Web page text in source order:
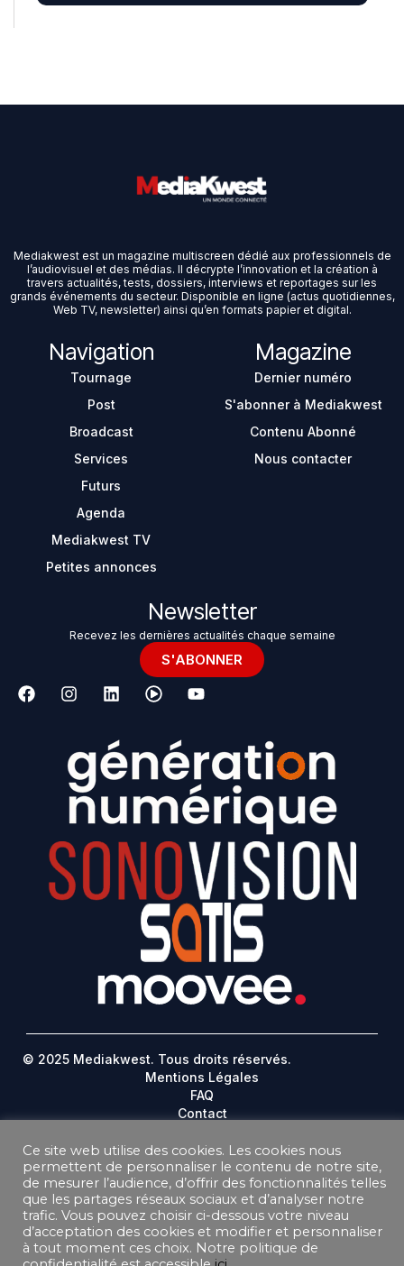
Mediakwest est un magazine multiscreen dédié aux professionnels de
l’audiovisuel et des médias. Il décrypte l’innovation et la création à
travers actualités, tests, dossiers, interviews et reportages sur les
grands événements du secteur. Disponible en ligne (actus quotidiennes,
Web TV, newsletter) ainsi qu’en formats papier et digital.
Navigation
Tournage
Post
Broadcast
Services
Futurs
Agenda
Mediakwest TV
Petites annonces
Magazine
Dernier numéro
S'abonner à Mediakwest
Contenu Abonné
Nous contacter
Newsletter
Recevez les dernières actualités chaque semaine
S'ABONNER
© 2025 Mediakwest. Tous droits réservés.
Mentions Légales
FAQ
Contact
DONNEES PERSONNELLES
CONDITIONS GÉNÉRALES DE VENTE ABONNEMENT
CONDITIONS GÉNÉRALES D’UTILISATION
Ce site web utilise des cookies. Les cookies nous
permettent de personnaliser le contenu de notre site,
de mesurer l’audience, d’offrir des fonctionnalités telles
que les partages réseaux sociaux et d’analyser notre
trafic. Vous pouvez choisir ci-dessous votre niveau
d’acceptation des cookies et modifier et personnaliser
à tout moment ces choix. Notre politique de